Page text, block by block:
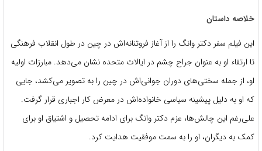
خلاصه داستان
این فیلم سفر دکتر وانگ را از آغاز فروتنانه‌اش در چین در طول انقلاب فرهنگی
تا ارتقاء او به عنوان جراح چشم در ایالات متحده نشان می‌دهد. مبارزات اولیه
او، از جمله سختی‌های دوران جوانی‌اش در چین را به تصویر می‌کشد، جایی
که او به دلیل پیشینه سیاسی خانواده‌اش در معرض کار اجباری قرار گرفت.
علی‌رغم این چالش‌ها، عزم دکتر وانگ برای ادامه تحصیل و اشتیاق او برای
کمک به دیگران، او را به سمت موفقیت هدایت کرد.